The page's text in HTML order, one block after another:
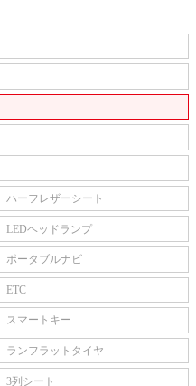
ハーフレザーシート
LEDヘッドランプ
ポータブルナビ
ETC
スマートキー
ランフラットタイヤ
3列シート